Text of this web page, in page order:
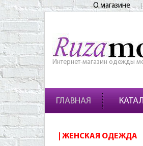
О магазине
Интернет-магазин одежды
ГЛАВНАЯ
ЖЕНСКАЯ ОДЕЖДА